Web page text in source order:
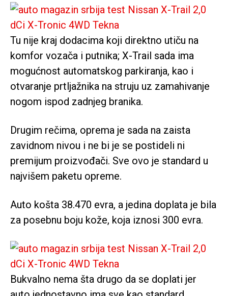
Tu nije kraj dodacima koji direktno utiču na
komfor vozača i putnika; X-Trail sada ima
mogućnost automatskog parkiranja, kao i
otvaranje prtljažnika na struju uz zamahivanje
nogom ispod zadnjeg branika.
Drugim rečima, oprema je sada na zaista
zavidnom nivou i ne bi je se postideli ni
premijum proizvođači. Sve ovo je standard u
najvišem paketu opreme.
Auto košta 38.470 evra, a jedina doplata je bila
za posebnu boju kože, koja iznosi 300 evra.
Bukvalno nema šta drugo da se doplati jer